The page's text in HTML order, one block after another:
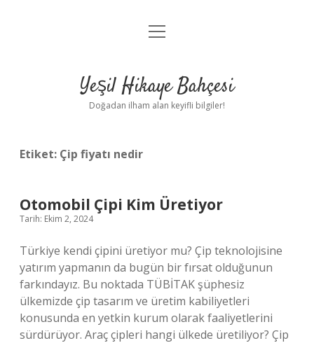
Anasayfa
Yasal Uyarı
menüyü
Yeşil Hikaye Bahçesi
Doğadan ilham alan keyifli bilgiler!
Etiket: Çip fiyatı nedir
Otomobil Çipi Kim Üretiyor
Tarih: Ekim 2, 2024
Türkiye kendi çipini üretiyor mu? Çip teknolojisine
yatırım yapmanın da bugün bir fırsat olduğunun
farkındayız. Bu noktada TÜBİTAK şüphesiz
ülkemizde çip tasarım ve üretim kabiliyetleri
konusunda en yetkin kurum olarak faaliyetlerini
sürdürüyor. Araç çipleri hangi ülkede üretiliyor? Çip